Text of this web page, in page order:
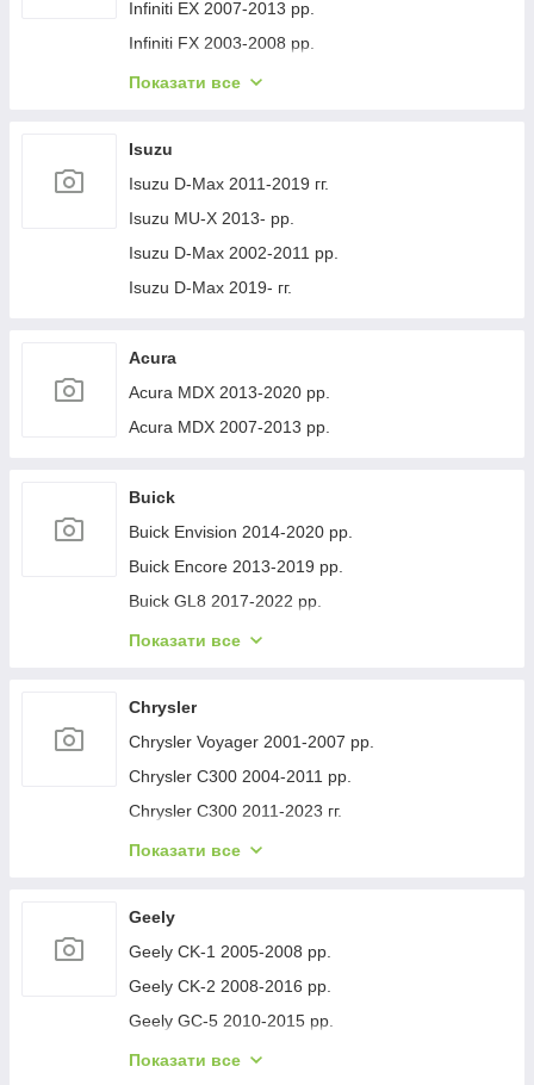
Jeep Cherokee XJ 1984-2001 гг.
Infiniti EX 2007-2013 рр.
Infiniti FX 2003-2008 рр.
Infiniti FX 2008-2012 рр.
Infiniti Q30 2015-2024 гг.
Infiniti Q50/Q60 2013-2024 рр.
Infiniti QX50 2013-2017 рр.
Infiniti QX56 2010-2013 рр.
Infiniti QX70 2013-2019 рр.
Infiniti G25/G35/37 (V36/CV36) 2006-2015 гг.
Infinity Q70/M-series 2010-2019 рр.
Infiniti QX80 2013-2024 рр.
Показати все
Isuzu
Isuzu D-Max 2011-2019 гг.
Isuzu MU-X 2013- рр.
Isuzu D-Max 2002-2011 рр.
Isuzu D-Max 2019- гг.
Acura
Acura MDX 2013-2020 рр.
Acura MDX 2007-2013 рр.
Buick
Buick Envision 2014-2020 рр.
Buick Encore 2013-2019 рр.
Buick GL8 2017-2022 рр.
Buick Lacrosse 2017-2023 рр.
Buick Verano 2016-2021 рр.
Buick Enclave 2007-2012 рр.
Показати все
Chrysler
Chrysler Voyager 2001-2007 рр.
Chrysler C300 2004-2011 рр.
Chrysler C300 2011-2023 гг.
Chrysler Voyager 1996-2001 рр.
Chrysler 200 II 2014-2017 рр.
Показати все
Geely
Geely CK-1 2005-2008 рр.
Geely CK-2 2008-2016 рр.
Geely GC-5 2010-2015 рр.
Geely GC-6 2014-2020 рр.
Показати все